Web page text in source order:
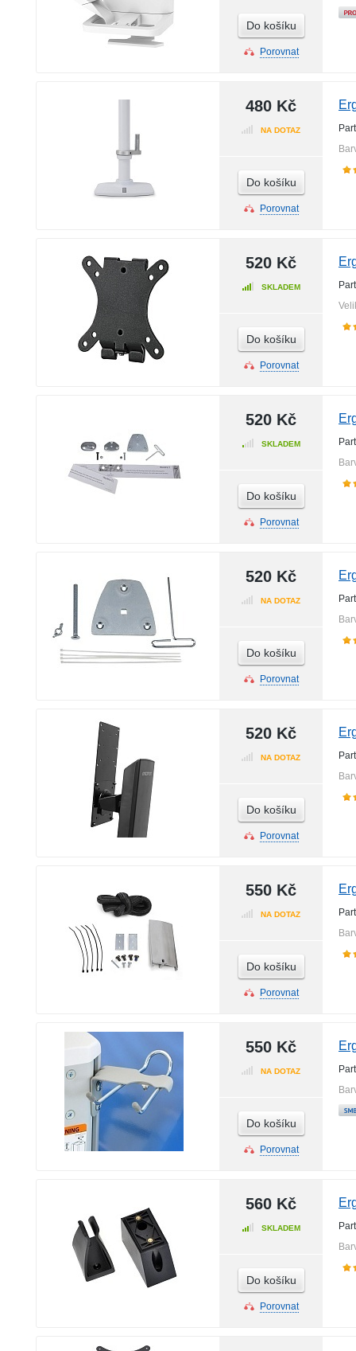
Do košíku
Porovnat
480 Kč
NA DOTAZ
Do košíku
Porovnat
520 Kč
SKLADEM
Do košíku
Porovnat
520 Kč
SKLADEM
Do košíku
Porovnat
520 Kč
NA DOTAZ
Do košíku
Porovnat
520 Kč
NA DOTAZ
Do košíku
Porovnat
550 Kč
NA DOTAZ
Do košíku
Porovnat
550 Kč
NA DOTAZ
Do košíku
Porovnat
560 Kč
SKLADEM
Do košíku
Porovnat